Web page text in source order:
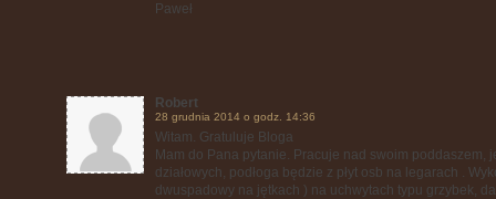
Paweł
Robert
28 grudnia 2014 o godz. 14:36
Witam. Gratuluje Bloga
Mam do Pana pytanie. Pracuje nad swoim poddaszem,
działowych, podłoga będzie z płyt osb na legarach .
dwuspadowy na jętkach ) na uchwytach typu grzybek,